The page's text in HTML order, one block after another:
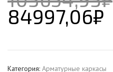
84997,06₽
Категория: Арматурные каркасы